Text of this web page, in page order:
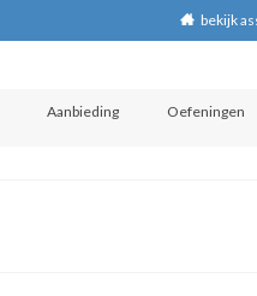
bekijk
Aanbieding Oefeningen